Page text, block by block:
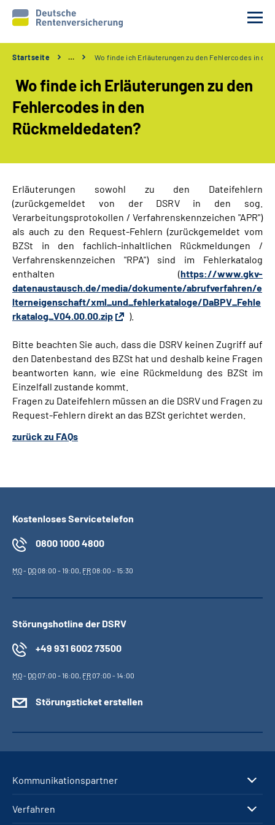
Unsere Verfahren
Services
Erweiterte Suche
Gebärdensprache
Leichte Sprache
Startseite … Wo finde ich Erläuterungen zu den Fehlercodes in
Wo finde ich Erläuterungen zu den
Fehlercodes in den
Rückmeldedaten?
Erläuterungen sowohl zu den Dateifehlern
(zurückgemeldet von der DSRV in den sog.
Verarbeitungsprotokollen / Verfahrenskennzeichen "APR")
als auch zu den Request-Fehlern (zurückgemeldet vom
BZSt in den fachlich-inhaltlichen Rückmeldungen /
Verfahrenskennzeichen "RPA") sind im Fehlerkatalog
enthalten (https://www.gkv-
datenaustausch.de/media/dokumente/abrufverfahren/e
lterneigenschaft/xml_und_fehlerkataloge/DaBPV_Fehle
rkatalog_V04.00.00.zip
).
Bitte beachten Sie auch, dass die DSRV keinen Zugriff auf
den Datenbestand des BZSt hat und deshalb keine Fragen
beantworten kann, wie eine Rückmeldung des BZSt im
Einzelfall zustande kommt.
Fragen zu Dateifehlern müssen an die DSRV und Fragen zu
Request-Fehlern direkt an das BZSt gerichtet werden.
zurück zu FAQs
Kostenloses Servicetelefon
0800 1000 4800
MO- DO08:00 - 19:00, FR08:00 - 15:30
Störungshotline der DSRV
+49 931 6002 73500
MO- DO07:00 - 16:00, FR07:00 - 14:00
Störungsticket erstellen
Kommunikationspartner
Verfahren